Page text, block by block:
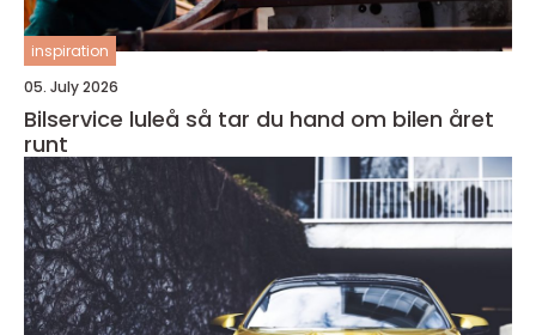
inspiration
05. July 2026
Bilservice luleå så tar du hand om bilen året
runt